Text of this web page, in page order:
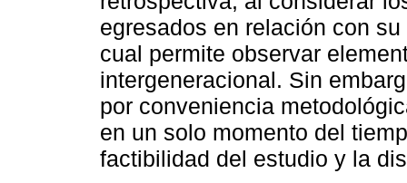
egresados en relación con
cual permite observar
intergeneracional. Sin
por conveniencia
en un solo momento del
factibilidad del estudio y la